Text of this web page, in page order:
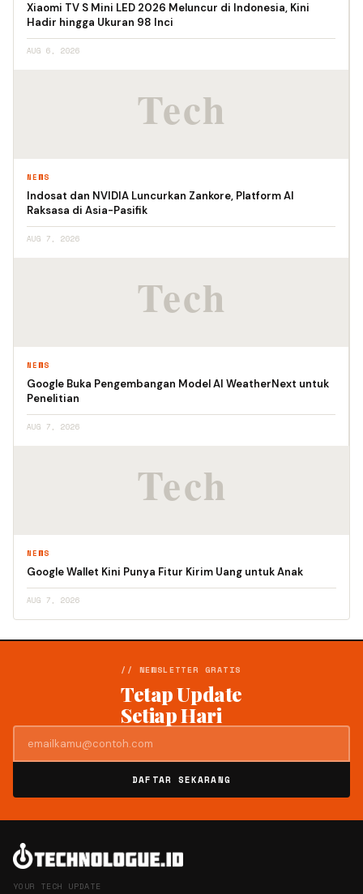
Xiaomi TV S Mini LED 2026 Meluncur di Indonesia, Kini
Hadir hingga Ukuran 98 Inci
AUG 6, 2026
NEWS
Indosat dan NVIDIA Luncurkan Zankore, Platform AI
Raksasa di Asia-Pasifik
AUG 7, 2026
NEWS
Google Buka Pengembangan Model AI WeatherNext untuk
Penelitian
AUG 7, 2026
NEWS
Google Wallet Kini Punya Fitur Kirim Uang untuk Anak
AUG 7, 2026
// NEWSLETTER GRATIS
Tetap Update
Setiap Hari
DAFTAR SEKARANG
YOUR TECH UPDATE